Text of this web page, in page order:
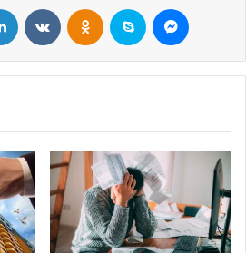
LinkedIn VKontakteOdnoklassniki
Skype